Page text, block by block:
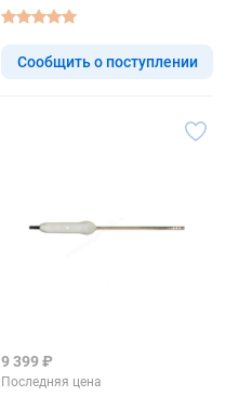
Сообщить о поступлении
9 399 ₽
Последняя цена